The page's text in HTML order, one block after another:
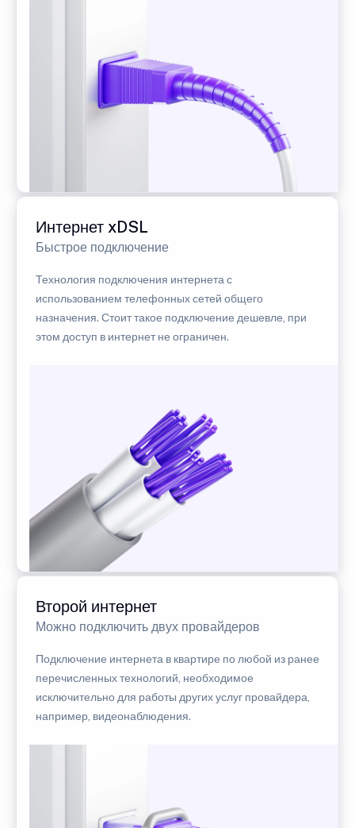
Интернет xDSL
Быстрое подключение
Технология подключения интернета с
использованием телефонных сетей общего
назначения. Стоит такое подключение дешевле, при
этом доступ в интернет не ограничен.
Второй интернет
Можно подключить двух провайдеров
Подключение интернета в квартире по любой из ранее
перечисленных технологий, необходимое
исключительно для работы других услуг провайдера,
например, видеонаблюдения.